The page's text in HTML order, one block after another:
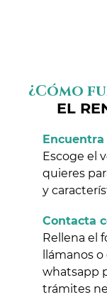
¿Cómo
EL
Escoge el
quieres
y
Contacta
Rellena el
llámanos
whatsapp
trámites